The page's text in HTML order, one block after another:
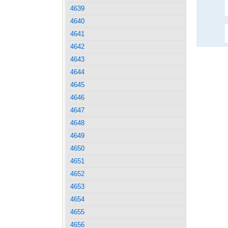
4639
4640
4641
4642
4643
4644
4645
4646
4647
4648
4649
4650
4651
4652
4653
4654
4655
4656